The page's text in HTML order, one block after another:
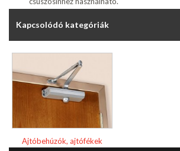
Kapcsolódó kategóriák
Ajtóbehúzók, ajtófékek